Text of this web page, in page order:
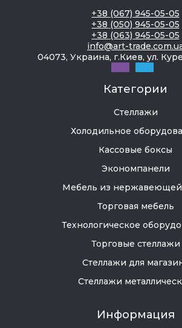
+38 (067) 945-05-05
+38 (050) 945-05-05
+38 (063) 945-05-05
info@art-
04073, Украина, г.Киев, ул.
Категории
Стеллажи
Холодильное
Кассовые боксы
Экономпанели
Мебель из нержавеющей
Торговая мебель
Технологическое
Торговые стеллажи
Стеллажи для
Стеллажи
Информация